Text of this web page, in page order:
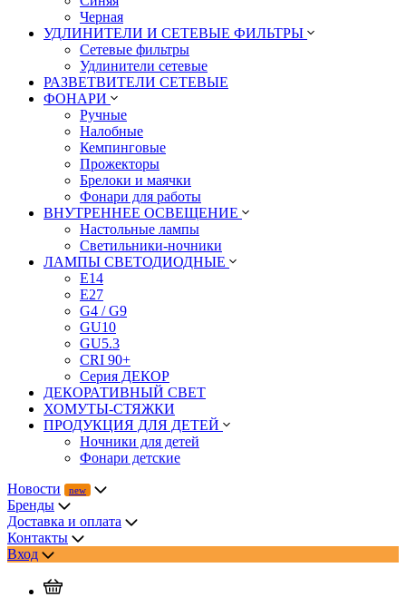
Черная
УДЛИНИТЕЛИ И СЕТЕВЫЕ ФИЛЬТРЫ
Сетевые фильтры
Удлинители сетевые
РАЗВЕТВИТЕЛИ СЕТЕВЫЕ
ФОНАРИ
Ручные
Налобные
Кемпинговые
Прожекторы
Брелоки и маячки
Фонари для работы
ВНУТРЕННЕЕ ОСВЕЩЕНИЕ
Настольные лампы
Светильники-ночники
ЛАМПЫ СВЕТОДИОДНЫЕ
E14
E27
G4 / G9
GU10
GU5.3
CRI 90+
Серия ДЕКОР
ДЕКОРАТИВНЫЙ СВЕТ
ХОМУТЫ-СТЯЖКИ
ПРОДУКЦИЯ ДЛЯ ДЕТЕЙ
Ночники для детей
Фонари детские
Новости
Бренды
Доставка и оплата
Контакты
Вход